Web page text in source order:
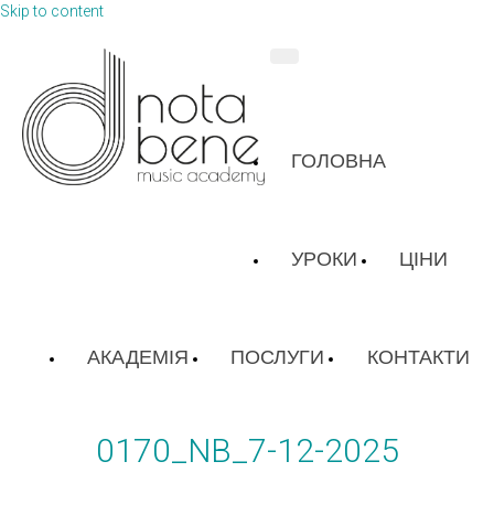
Skip to content
ГОЛОВНА
УРОКИ ЦІНИ
АКАДЕМІЯ ПОСЛУГИ КОНТАКТИ
0170_NB_7-12-2025